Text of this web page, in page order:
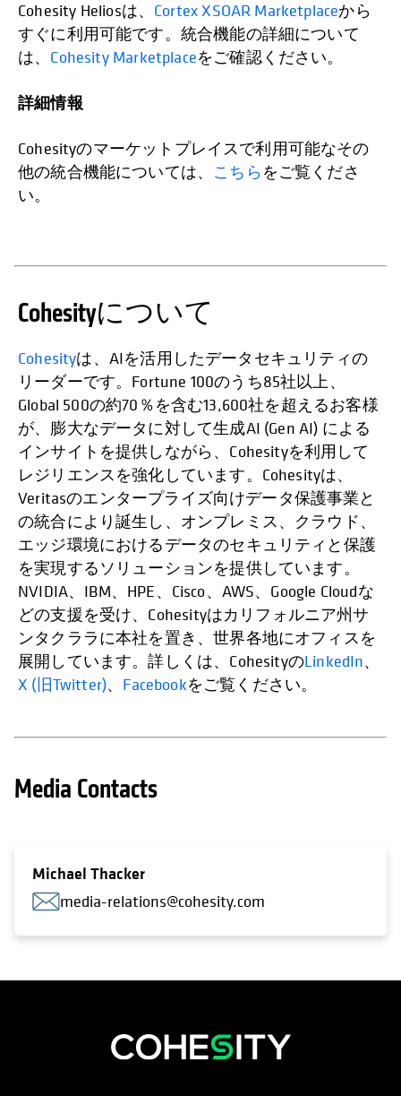
Cohesity Heliosは、 Cortex XSOAR Marketplaceから
すぐに利用可能です。統合機能の詳細について
は、 Cohesity Marketplaceをご確認ください。
詳細情報
Cohesityのマーケットプレイスで利用可能なその
他の統合機能については、 こちらをご覧くださ
い。
Cohesityについて
Cohesityは、AIを活用したデータセキュリティの
リーダーです。Fortune 100のうち85社以上、
Global 500の約70％を含む13,600社を超えるお客様
が、膨大なデータに対して生成AI (Gen AI) による
インサイトを提供しながら、Cohesityを利用して
レジリエンスを強化しています。Cohesityは、
Veritasのエンタープライズ向けデータ保護事業と
の統合により誕生し、オンプレミス、クラウド、
エッジ環境におけるデータのセキュリティと保護
を実現するソリューションを提供しています。
NVIDIA、IBM、HPE、Cisco、AWS、Google Cloudな
どの支援を受け、Cohesityはカリフォルニア州サ
ンタクララに本社を置き、世界各地にオフィスを
展開しています。詳しくは、CohesityのLinkedIn、
X (旧Twitter)、 Facebookをご覧ください。
Media Contacts
Michael Thacker
media-relations@cohesity.com
新しいタブで開く
新しいタブで開く
新しいタブで開く
新しいタブで開く
新しいタブで開く